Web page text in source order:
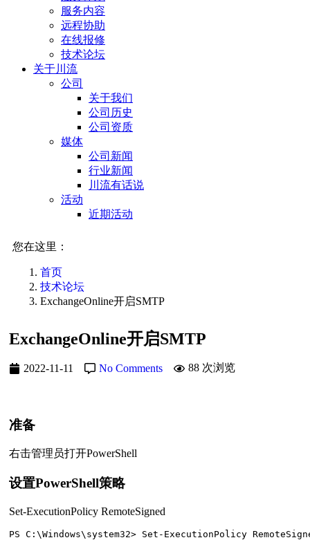
服务内容
远程协助
在线报修
技术论坛
关于川流
公司
关于我们
公司历史
公司资质
媒体
公司新闻
行业新闻
川流有话说
活动
近期活动
您在这里：
首页
技术论坛
ExchangeOnline开启SMTP
ExchangeOnline开启SMTP
2022-11-11 No Comments 88 次浏览
准备
右击管理员打开PowerShell
设置PowerShell策略
Set-ExecutionPolicy RemoteSigned
PS C:\Windows\system32> Set-ExecutionPolicy